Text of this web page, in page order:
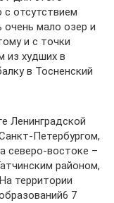
отсутствием
мало озер и
и с точки
из худших в
в Тосненский
Ленинградской
Петербургом,
северо-востоке –
районом,
территории
7